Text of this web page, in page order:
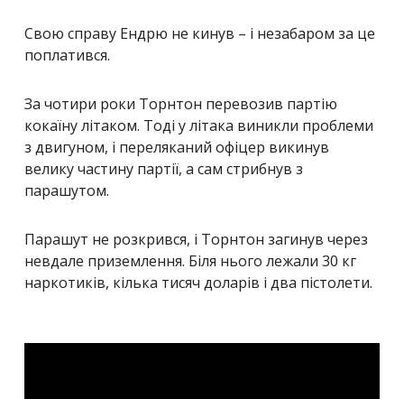
Свою справу Ендрю не кинув – і незабаром за це
поплатився.
За чотири роки Торнтон перевозив партію
кокаїну літаком. Тоді у літака виникли проблеми
з двигуном, і переляканий офіцер викинув
велику частину партії, а сам стрибнув з
парашутом.
Парашут не розкрився, і Торнтон загинув через
невдале приземлення. Біля нього лежали 30 кг
наркотиків, кілька тисяч доларів і два пістолети.